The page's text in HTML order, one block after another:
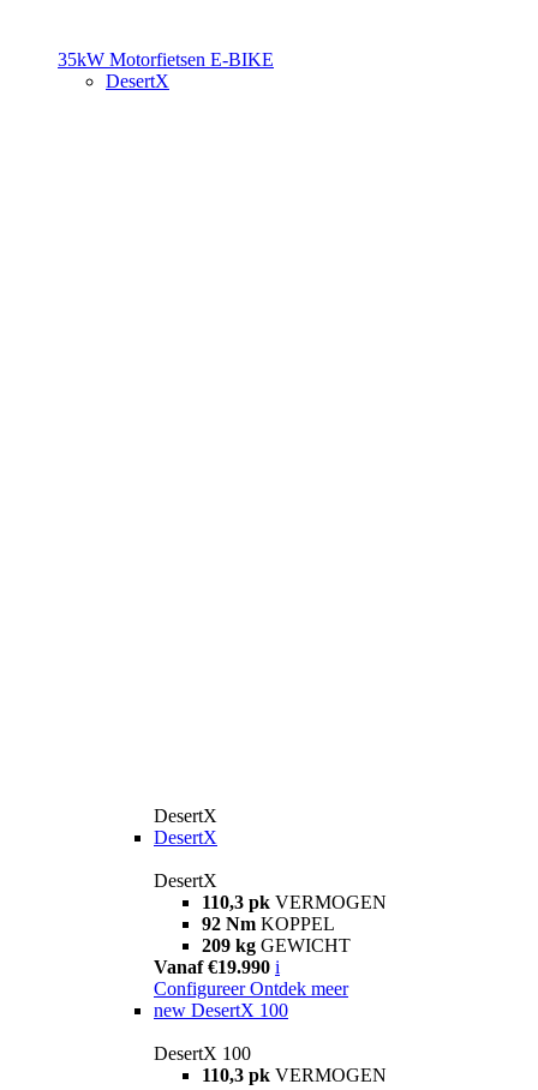
35kW Motorfietsen E-BIKE
DesertX
DesertX
DesertX
DesertX
110,3 pk VERMOGEN
92 Nm KOPPEL
209 kg GEWICHT
Vanaf €19.990 i
Configureer Ontdek meer
new DesertX 100
DesertX 100
110,3 pk VERMOGEN